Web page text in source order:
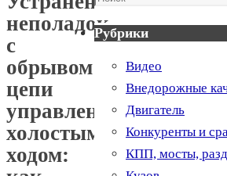
неполадок
с
обрывом
цепи
управления
холостым
ходом:
Рубрики
Видео
Внедорожные
Двигатель
Конкуренты и
КПП, мосты,